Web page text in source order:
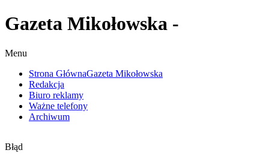
Gazeta Mikołowska -
Menu
Strona GłównaGazeta Mikołowska
Redakcja
Biuro reklamy
Ważne telefony
Archiwum
Błąd